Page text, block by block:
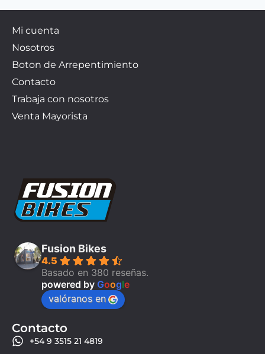
Mi cuenta
Nosotros
Boton de Arrepentimiento
Contacto
Trabaja con nosotros
Venta Mayorista
Fusion Bikes
4.5
Basado en 380 reseñas.
powered by Google
valóranos en
Contacto
+54 9 3515 21 4819